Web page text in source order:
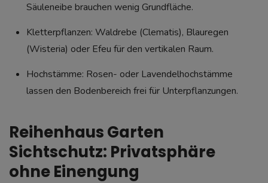
Säuleneibe brauchen wenig Grundfläche.
Kletterpflanzen: Waldrebe (Clematis), Blauregen
(Wisteria) oder Efeu für den vertikalen Raum.
Hochstämme: Rosen- oder Lavendelhochstämme
lassen den Bodenbereich frei für Unterpflanzungen.
Reihenhaus Garten
Sichtschutz: Privatsphäre
ohne Einengung